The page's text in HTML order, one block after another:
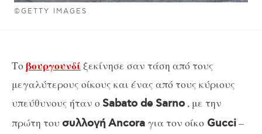
©GETTY IMAGES
Τοβουργουνδίξεκίνησε σαν τάση από τους
μεγαλύτερους οίκους και ένας από τους κύριους
υπεύθυνους ήταν ο Sabato de Sarno, με την
πρώτη του συλλογήAncora για τον οίκο Gucci–